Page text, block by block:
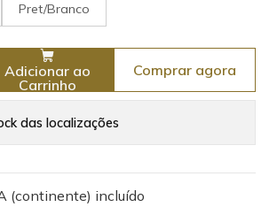
Pret/Branco
Adicionar ao
Carrinho
Comprar agora
das localizações
(continente) incluído